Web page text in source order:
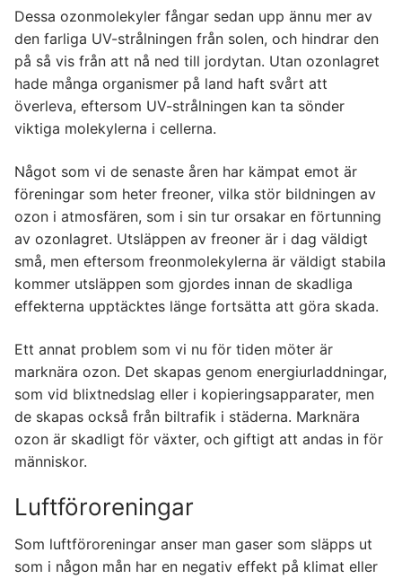
Dessa ozonmolekyler fångar sedan upp ännu mer av
den farliga UV-strålningen från solen, och hindrar den
på så vis från att nå ned till jordytan. Utan ozonlagret
hade många organismer på land haft svårt att
överleva, eftersom UV-strålningen kan ta sönder
viktiga molekylerna i cellerna.
Något som vi de senaste åren har kämpat emot är
föreningar som heter freoner, vilka stör bildningen av
ozon i atmosfären, som i sin tur orsakar en förtunning
av ozonlagret. Utsläppen av freoner är i dag väldigt
små, men eftersom freonmolekylerna är väldigt stabila
kommer utsläppen som gjordes innan de skadliga
effekterna upptäcktes länge fortsätta att göra skada.
Ett annat problem som vi nu för tiden möter är
marknära ozon. Det skapas genom energiurladdningar,
som vid blixtnedslag eller i kopieringsapparater, men
de skapas också från biltrafik i städerna. Marknära
ozon är skadligt för växter, och giftigt att andas in för
människor.
Luftföroreningar
Som luftföroreningar anser man gaser som släpps ut
som i någon mån har en negativ effekt på klimat eller